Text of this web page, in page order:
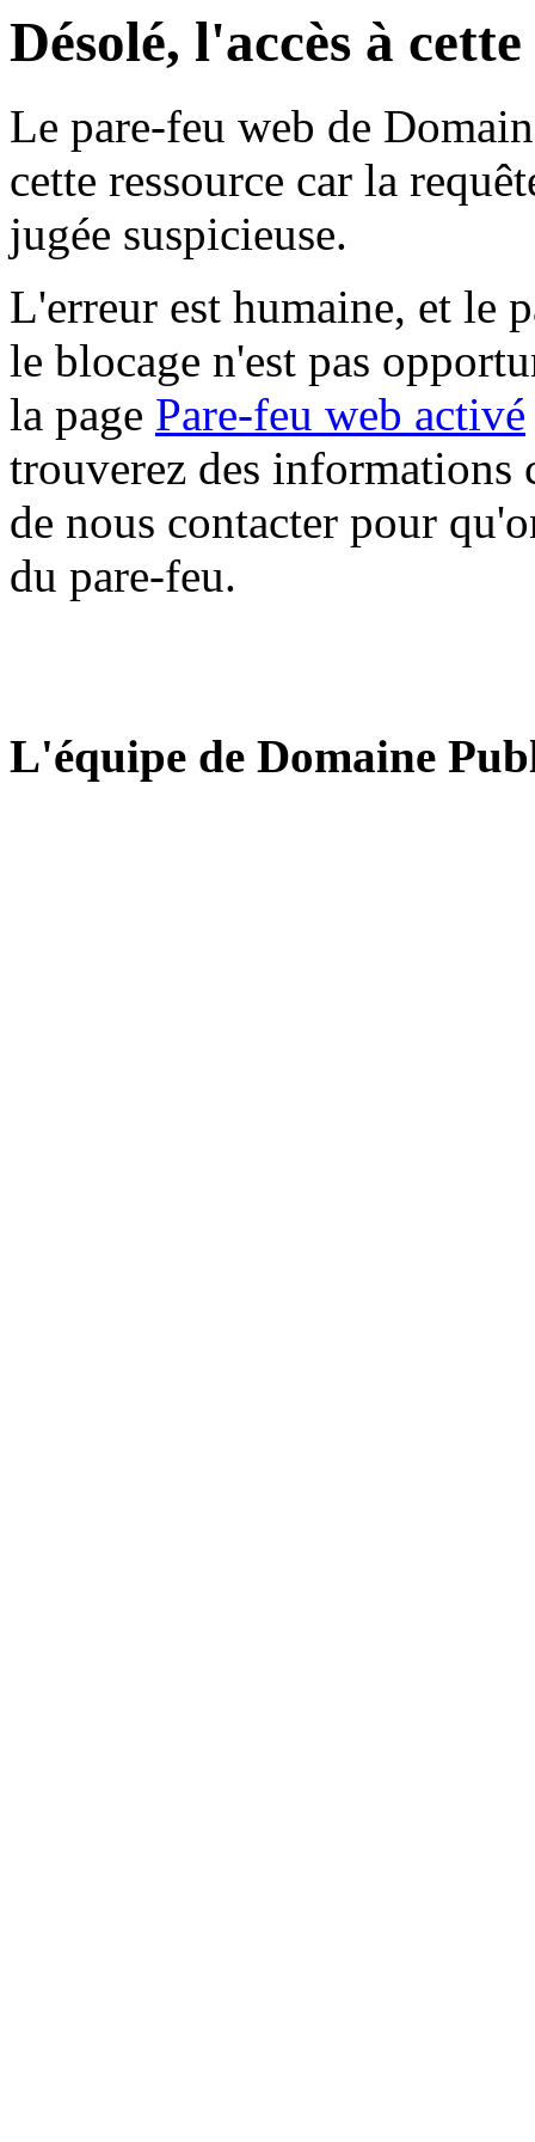
Désolé, l'accès à
Le pare-feu web de
cette ressource car la
jugée suspicieuse.
L'erreur est humaine, et le
le blocage n'est pas
la page Pare-feu web activé
trouverez des informations
de nous contacter pour
du pare-feu.
L'équipe de Domaine